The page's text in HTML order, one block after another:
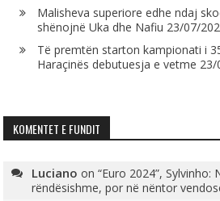
Malisheva superiore edhe ndaj
shënojnë Uka dhe Nafiu 23/07/
Të premtën starton kampionati i
Haraçinës debutuesja e vetme 23/
KOMENTET E FUNDIT
Luciano on“Euro 2024”, Sylvinho:
rëndësishme, por në nëntor